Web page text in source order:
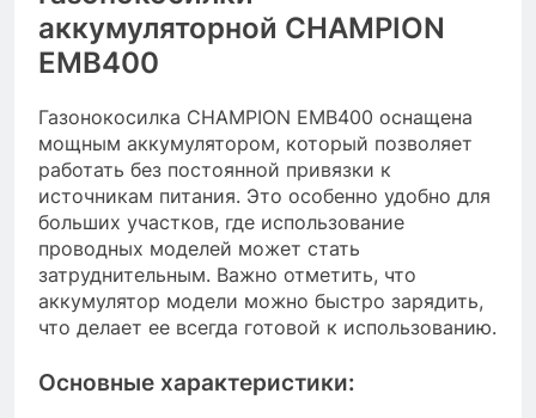
аккумуляторной CHAMPION
EMB400
Газонокосилка CHAMPION EMB400 оснащена
мощным аккумулятором, который позволяет
работать без постоянной привязки к
источникам питания. Это особенно удобно для
больших участков, где использование
проводных моделей может стать
затруднительным. Важно отметить, что
аккумулятор модели можно быстро зарядить,
что делает ее всегда готовой к использованию.
Основные характеристики: